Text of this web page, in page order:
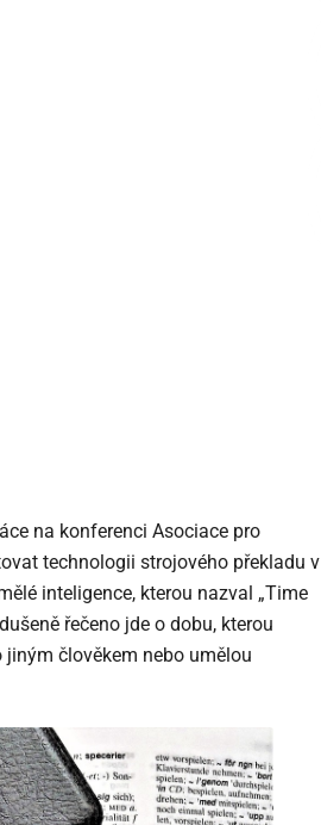
na konferenci Asociace pro
technologii strojového překladu v
inteligence, kterou nazval „Time
řečeno jde o dobu, kterou
člověkem nebo umělou